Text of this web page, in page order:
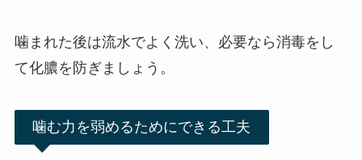
噛まれた後は流水でよく洗い、必要なら消毒をし
て化膿を防ぎましょう。
噛む力を弱めるためにできる工夫